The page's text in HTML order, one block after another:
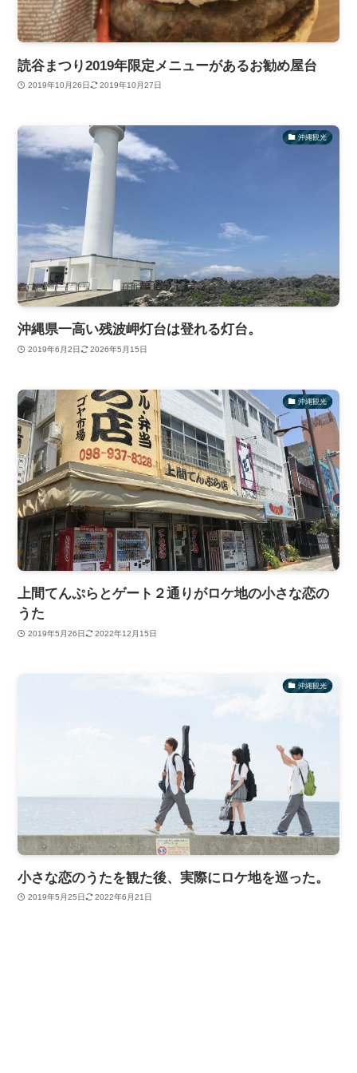
読谷まつり2019年限定メニューがあるお勧め屋台
2019年10月26日 2019年10月27日
沖縄観光
沖縄県一高い残波岬灯台は登れる灯台。
2019年6月2日 2026年5月15日
沖縄観光
上間てんぷらとゲート２通りがロケ地の小さな恋の
うた
2019年5月26日 2022年12月15日
沖縄観光
小さな恋のうたを観た後、実際にロケ地を巡った。
2019年5月25日 2022年6月21日